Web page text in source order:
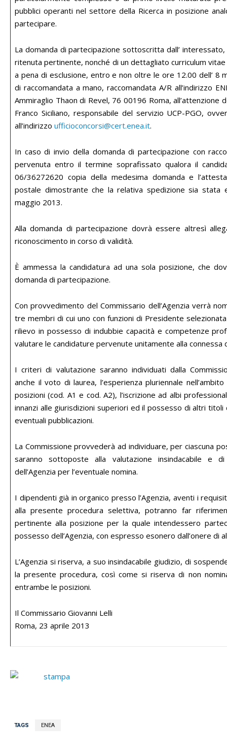
pubblici operanti nel settore della Ricerca in posizione
partecipare.
La domanda di partecipazione sottoscritta dall’
ritenuta pertinente, nonché di un dettagliato curriculum
a pena di esclusione, entro e non oltre le ore 12.00 dell’ 8
di raccomandata a mano, raccomandata A/R all’indirizzo
Ammiraglio Thaon di Revel, 76 00196 Roma, all’attenzione
Franco Siciliano, responsabile del servizio UCP-PGO,
all’indirizzo ufficioconcorsi@cert.enea.it.
In caso di invio della domanda di partecipazione con
pervenuta entro il termine soprafissato qualora il
06/36272620 copia della medesima domanda e
postale dimostrante che la relativa spedizione sia
maggio 2013.
Alla domanda di partecipazione dovrà essere altresì
riconoscimento in corso di validità.
È ammessa la candidatura ad una sola posizione, che
domanda di partecipazione.
Con provvedimento del Commissario dell’Agenzia verrà
tre membri di cui uno con funzioni di Presidente
rilievo in possesso di indubbie capacità e competenze
valutare le candidature pervenute unitamente alla connessa
I criteri di valutazione saranno individuati dalla
anche il voto di laurea, l’esperienza pluriennale
posizioni (cod. A1 e cod. A2), l’iscrizione ad albi
innanzi alle giurisdizioni superiori ed il possesso di altri
eventuali pubblicazioni.
La Commissione provvederà ad individuare, per ciascuna
saranno sottoposte alla valutazione insindacabile e
dell’Agenzia per l’eventuale nomina.
I dipendenti già in organico presso l’Agenzia, aventi i
alla presente procedura selettiva, potranno far
pertinente alla posizione per la quale intendessero
possesso dell’Agenzia, con espresso esonero dall’onere di
L’Agenzia si riserva, a suo insindacabile giudizio, di
la presente procedura, così come si riserva di non
entrambe le posizioni.
Il Commissario Giovanni Lelli
Roma, 23 aprile 2013
TAGS ENEA